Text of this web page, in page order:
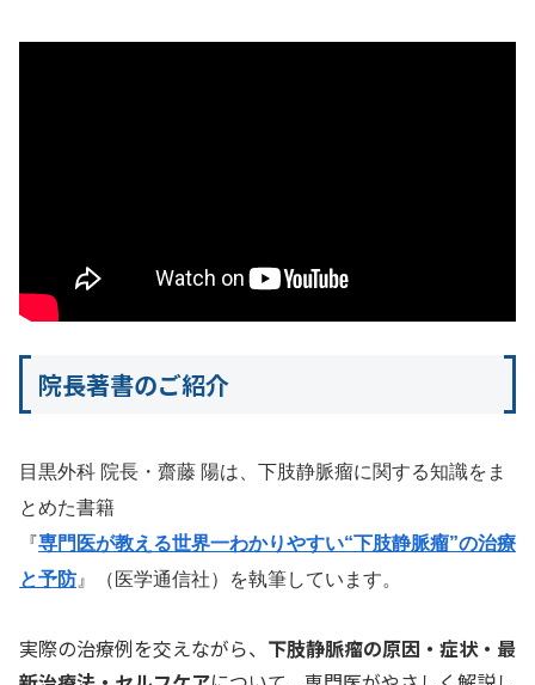
院長著書のご紹介
目黒外科 院長・齋藤 陽は、下肢静脈瘤に関する知識をま
とめた書籍
『専門医が教える世界一わかりやすい“下肢静脈瘤”の治療
と予防』（医学通信社）を執筆しています。
実際の治療例を交えながら、 下肢静脈瘤の原因・症状・最